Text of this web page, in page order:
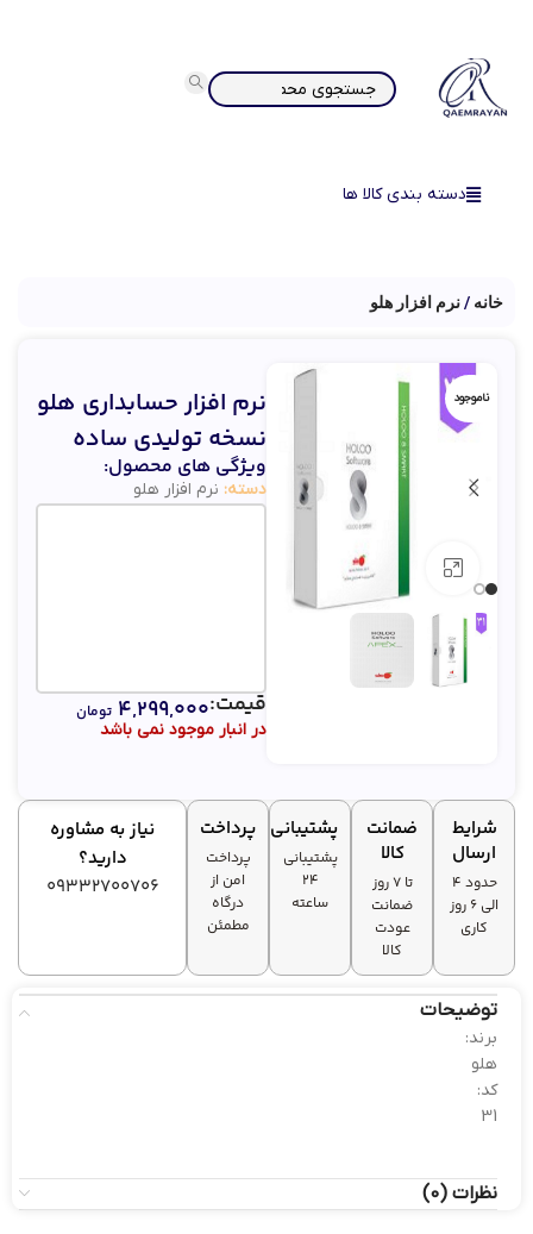
دسته بندی کالا ها
خانه نرم افزار هلو
ناموجود
بزرگنمایی تصویر
نرم افزار حسابداری هلو
نسخه تولیدی ساده
ویژگی های محصول:
دسته: نرم افزار هلو
در انبار موجود نمی باشد
قیمت:۴,۲۹۹,۰۰۰ تومان
شرایط
ارسال
حدود 4
الی 6 روز
کاری
ضمانت
کالا
تا ۷ روز
ضمانت
عودت
کالا
پشتیبانی
پشتیبانی
۲۴
ساعته
پرداخت
پرداخت
امن از
درگاه
مطمئن
نیاز به مشاوره
دارید؟
09332700706
توضیحات
برند:
هلو
کد:
31
نظرات (0)